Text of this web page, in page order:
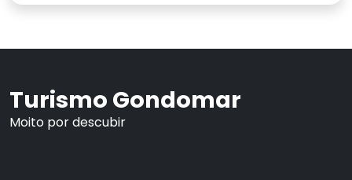
Turismo Gondomar
Moito por descubir